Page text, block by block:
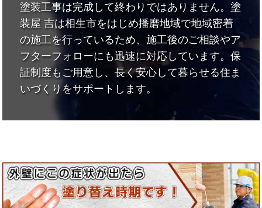
塗装工事は完成して終わりではありません。塗
装屋 吉は相生市をはじめ播磨地域で地域密着
の施工を行っているため、施工後のご相談やア
フターフォローにも迅速に対応しています。保
証制度もご用意し、長く安心して暮らせる住ま
いづくりをサポートします。